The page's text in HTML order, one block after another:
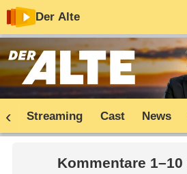
Der Alte
Streaming Cast News
Kommentare 1–10